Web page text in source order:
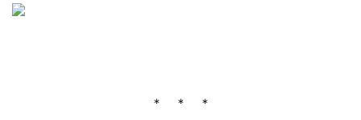
＊ ＊ ＊